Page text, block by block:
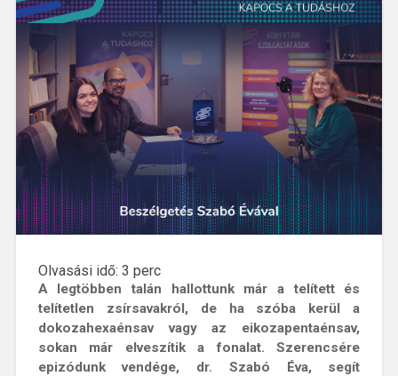
Olvasási idő: 3 perc
A legtöbben talán hallottunk már a telített és
telítetlen zsírsavakról, de ha szóba kerül a
dokozahexaénsav vagy az eikozapentaénsav,
sokan már elveszítik a fonalat. Szerencsére
epizódunk vendége, dr. Szabó Éva, segít